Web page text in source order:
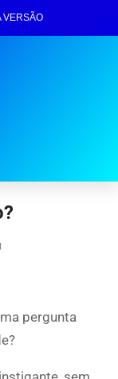
VERSÃO
pergunta